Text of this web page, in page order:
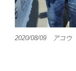
2020/08/09 アコウ